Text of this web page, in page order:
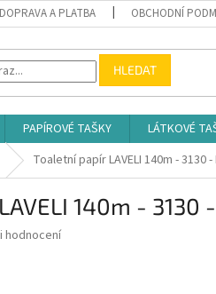
DOPRAVA A PLATBA OBCHODNÍ
HLEDAT
PAPÍROVÉ TAŠKY LÁTKOVÉ
Toaletní papír LAVELI 140m - 3130
140m -
hodnocení